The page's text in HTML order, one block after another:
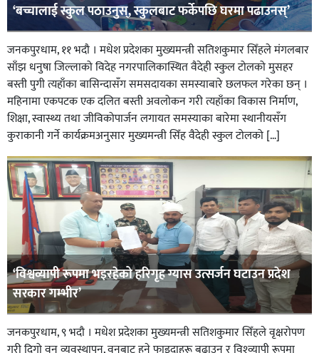
‘बच्चालाई स्कुल पठाउनुस्, स्कुलबाट फर्केपछि घरमा पढाउनस्’
जनकपुरधाम, ११ भदौ । मधेश प्रदेशका मुख्यमन्त्री सतिशकुमार सिँहले मंगलबार
साँझ धनुषा जिल्लाको विदेह नगरपालिकास्थित वैदेही स्कुल टोलको मुसहर
बस्ती पुगी त्यहाँका बासिन्दासँग समसदायका समस्याबारे छलफल गरेका छन् ।
महिनामा एकपटक एक दलित बस्ती अवलोकन गरी त्यहाँका विकास निर्माण,
शिक्षा, स्वास्थ्य तथा जीविकोपार्जन लगायत समस्याका बारेमा स्थानीयसँग
कुराकानी गर्ने कार्यक्रमअनुसार मुख्यमन्त्री सिँह वैदेही स्कुल टोलको […]
‘विश्वव्यापी रूपमा भइरहेको हरिगृह ग्यास उत्सर्जन घटाउन प्रदेश
सरकार गम्भीर’
जनकपुरधाम, ९ भदौ । मधेश प्रदेशका मुख्यमन्त्री सतिशकुमार सिँहले वृक्षरोपण